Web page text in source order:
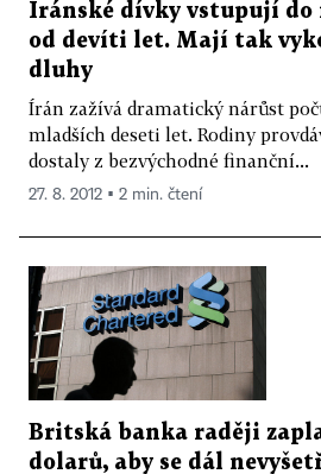
Íránské dívky vstupují do
od devíti let. Mají tak
dluhy
Írán zažívá dramatický nárůst
mladších deseti let. Rodiny
dostaly z bezvýchodné finanční...
27. 8. 2012 ▪ 2 min. čtení
Britská banka raději
dolarů, aby se dál